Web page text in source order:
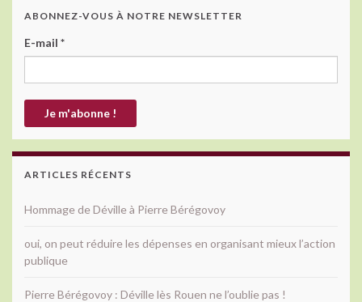
ABONNEZ-VOUS À NOTRE NEWSLETTER
E-mail *
ARTICLES RÉCENTS
Hommage de Déville à Pierre Bérégovoy
oui, on peut réduire les dépenses en organisant mieux l’action
publique
Pierre Bérégovoy : Déville lès Rouen ne l’oublie pas !